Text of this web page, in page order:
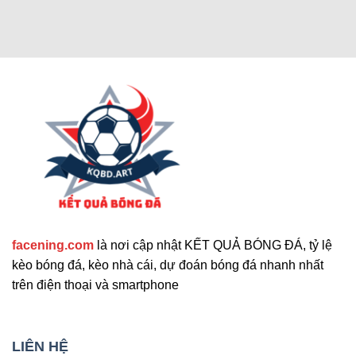
Ngoài các tính năng chính, trang web còn cung
cấp nhiều công cụ hỗ trợ khác. Những tính năng
mở rộng nổi bật mà bạn không nên bỏ qua. Chúng
facening.com là nơi cập nhật KẾT QUẢ BÓNG ĐÁ, tỷ lệ
kèo bóng đá, kèo nhà cái, dự đoán bóng đá nhanh nhất
trên điện thoại và smartphone
LIÊN HỆ